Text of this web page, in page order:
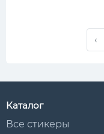
‹
Каталог
Все стикеры